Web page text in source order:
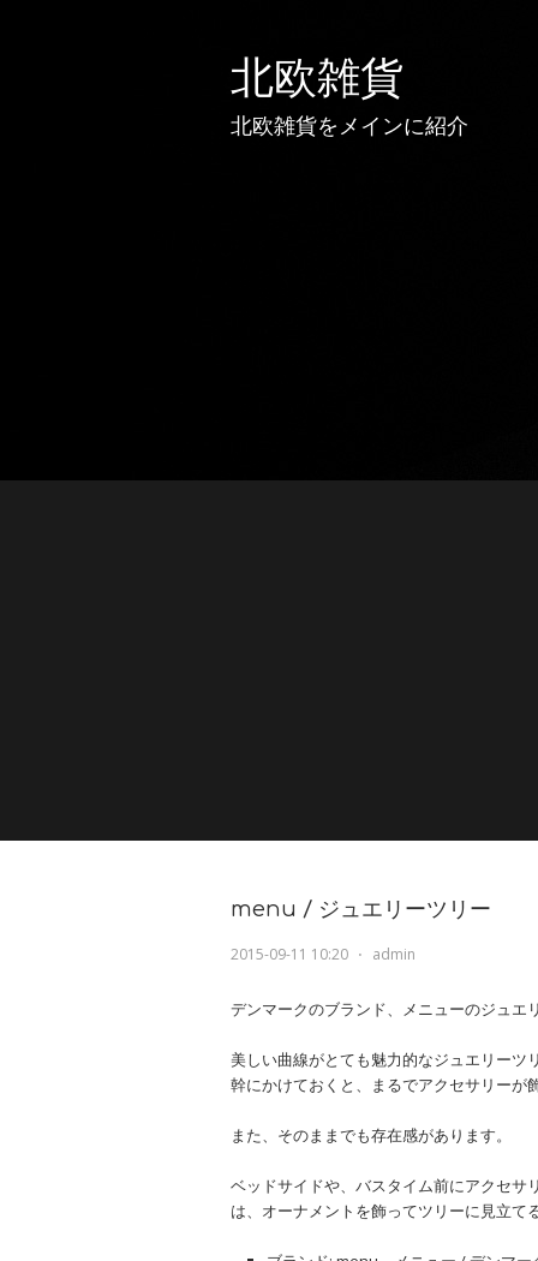
北欧雑貨
北欧雑貨をメインに紹介
menu / ジュエリーツリー
2015-09-11 10:20 ⋅ admin
デンマークのブランド、メニューのジュエ
美しい曲線がとても魅力的なジュエリーツ
幹にかけておくと、まるでアクセサリーが
また、そのままでも存在感があります。
ベッドサイドや、バスタイム前にアクセサ
は、オーナメントを飾ってツリーに見立て